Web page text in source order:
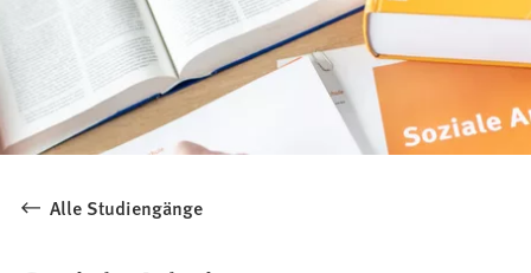
Alle Studiengänge